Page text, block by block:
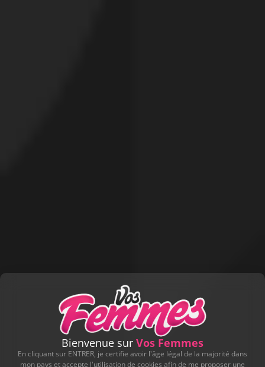
Bienvenue sur Vos Femmes
En cliquant sur ENTRER, je certifie avoir l'âge légal de la majorité dans
mon pays et accepte l'utilisation de cookies afin de me proposer une